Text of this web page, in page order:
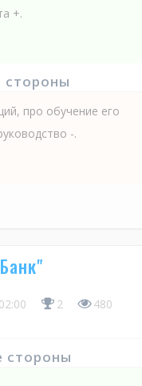
+.
про обучение его
-.
2 480
стороны